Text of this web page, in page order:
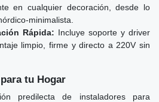
en cualquier decoración, desde lo
minimalista.
Rápida: Incluye soporte y driver
limpio, firme y directo a 220V sin
tu Hogar
predilecta de instaladores para